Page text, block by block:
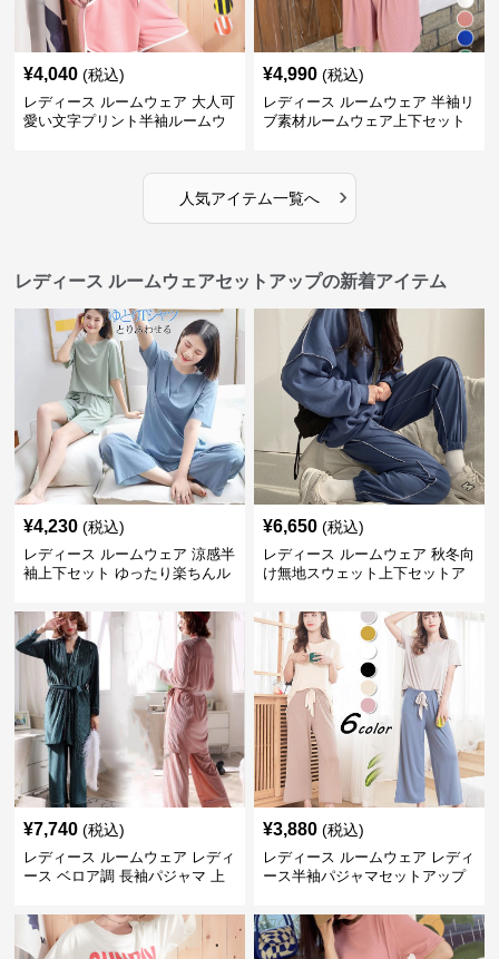
¥4,040 (税込)
レディース ルームウェア 大人可
愛い文字プリント半袖ルームウ
¥4,990 (税込)
レディース ルームウェア 半袖リ
ブ素材ルームウェア上下セット
人気アイテム一覧へ ›
レディース ルームウェアセットアップの新着アイテム
¥4,230 (税込)
レディース ルームウェア 涼感半
袖上下セット ゆったり楽ちんル
¥6,650 (税込)
レディース ルームウェア 秋冬向
け無地スウェット上下セットア
¥7,740 (税込)
レディース ルームウェア レディ
ース ベロア調 長袖パジャマ 上
¥3,880 (税込)
レディース ルームウェア レディ
ース半袖パジャマセットアップ